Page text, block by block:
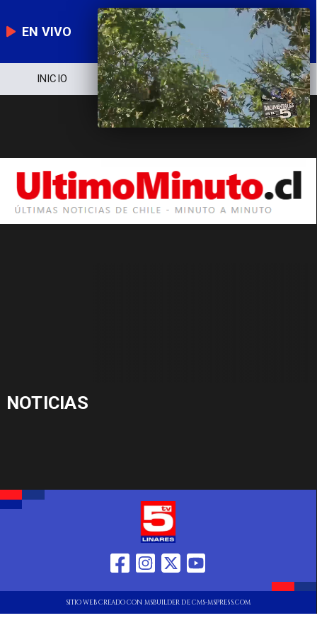
EN VIVO
INICIO NOTICIERO POLÍTICA
NOTICIAS
SITIO WEB CREADO CON MSBUILDER DE CMS-MSPRESS.COM